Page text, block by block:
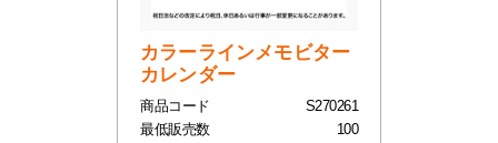
カラーラインメモビター
カレンダー
商品コード
S270261
最低販売数
100